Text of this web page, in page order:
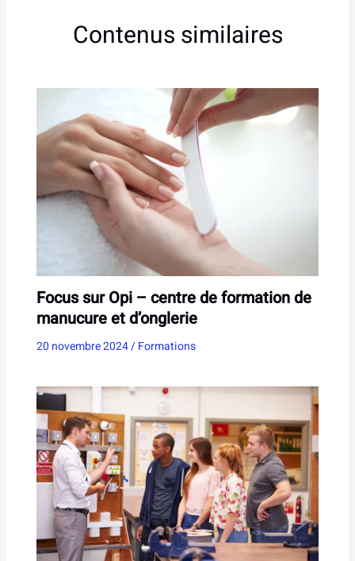
Contenus similaires
Focus sur Opi – centre de formation de
manucure et d’onglerie
20 novembre 2024/Formations